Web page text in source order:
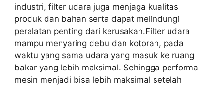
industri, filter udara juga menjaga kualitas
produk dan bahan serta dapat melindungi
peralatan penting dari kerusakan.Filter udara
mampu menyaring debu dan kotoran, pada
waktu yang sama udara yang masuk ke ruang
bakar yang lebih maksimal. Sehingga performa
mesin menjadi bisa lebih maksimal setelah